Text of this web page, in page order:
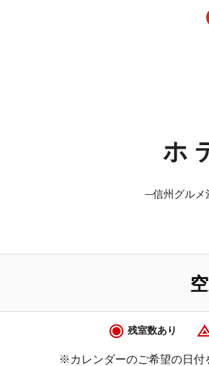
ホ
─信州グルメ
残室数あり
※カレンダーのご希望の日付